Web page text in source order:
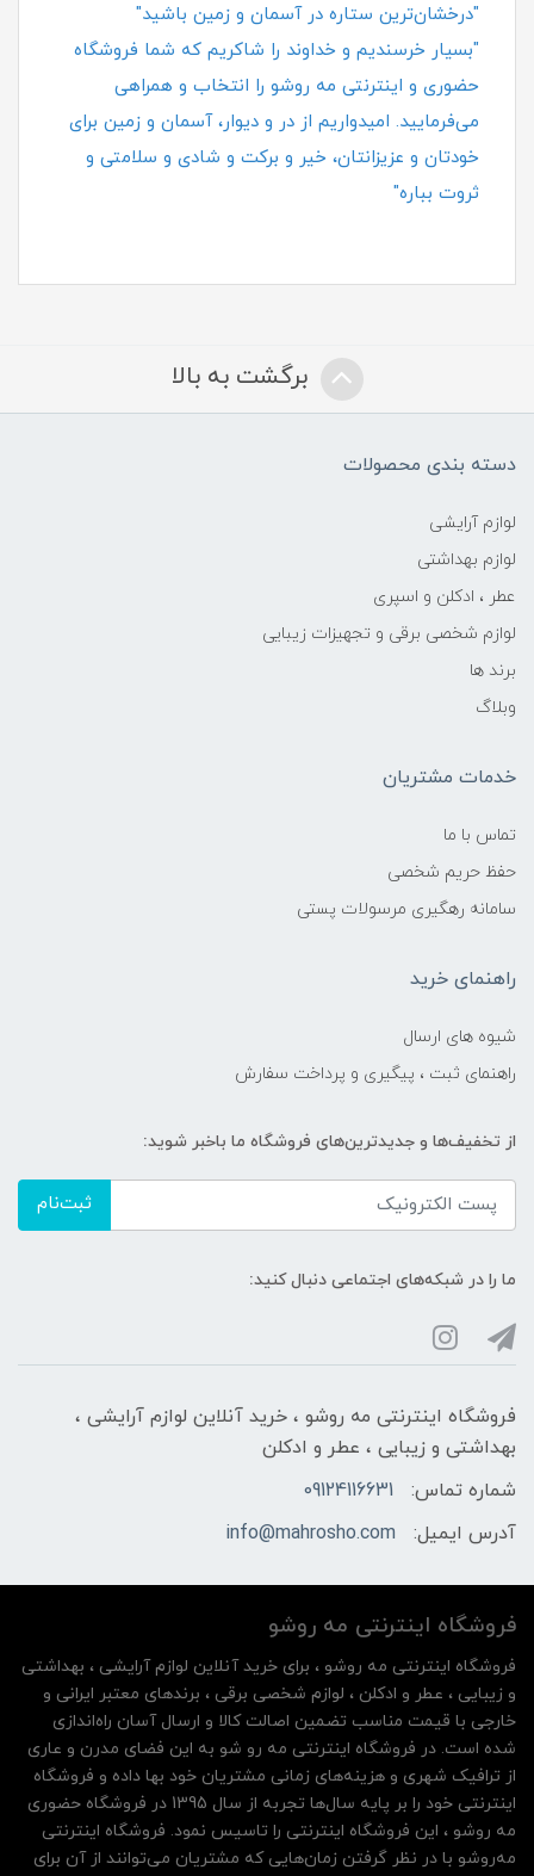
"درخشان‌ترین ستاره در آسمان و زمین باشید"
"بسیار خرسندیم و خداوند را شاکریم که شما فروشگاه
حضوری و اینترنتی مه روشو را انتخاب و همراهی
می‌فرمایید. امیدواریم از در و دیوار، آسمان و زمین برای
خودتان و عزیزانتان، خیر و برکت و شادی و سلامتی و
ثروت بباره"
برگشت به بالا
دسته بندی محصولات
لوازم آرایشی
لوازم بهداشتی
عطر ، ادکلن و اسپری
لوازم شخصی برقی و تجهیزات زیبایی
برند ها
وبلاگ
خدمات مشتریان
تماس با ما
حفظ حریم شخصی
سامانه رهگیری مرسولات پستی
راهنمای خرید
شیوه های ارسال
راهنمای ثبت ، پیگیری و پرداخت سفارش
از تخفیف‌ها و جدیدترین‌های فروشگاه ما باخبر شوید:
ثبت‌نام
ما را در شبکه‌های اجتماعی دنبال کنید:
فروشگاه اینترنتی مه‌ رو‌شو ، خرید آنلاین لوازم آرایشی ،
بهداشتی و زیبایی ، عطر و ادکلن
شماره تماس:
09124116631
آدرس ایمیل:
info@mahrosho.com
فروشگاه اینترنتی مه‌ رو‌شو
فروشگاه اینترنتی مه‌ رو‌شو ، برای خرید آنلاین لوازم آرایشی ، بهداشتی
و زیبایی ، عطر و ادکلن ، لوازم شخصی برقی ، برندهای معتبر ایرانی و
خارجی با قیمت مناسب تضمین اصالت کالا و ارسال آسان راه‌اندازی
شده است. در فروشگاه اینترنتی مه رو شو به این فضای مدرن و عاری
از ترافیک شهری و هزینه‌های زمانی مشتریان خود بها داده و فروشگاه
اینترنتی خود را بر پایه سال‌ها تجربه از سال 1395 در فروشگاه حضوری
مه روشو ، این فروشگاه اینترنتی را تاسیس نمود. فروشگاه اینترنتی
مه‌رو‌شو با در نظر گرفتن زمان‌هایی که مشتریان می‌توانند از آن‌ برای